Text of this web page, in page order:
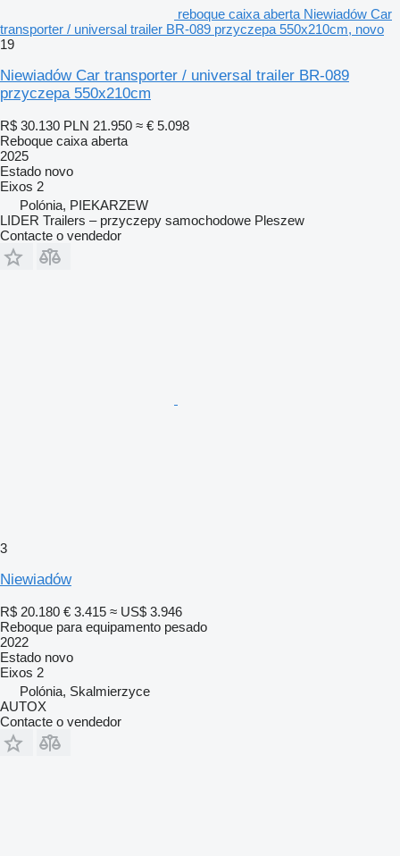
reboque caixa aberta Niewiadów Car
transporter / universal trailer BR-089 przyczepa 550x210cm, novo
19
Niewiadów Car transporter / universal trailer BR-089
przyczepa 550x210cm
R$ 30.130 PLN 21.950 ≈ € 5.098
Reboque caixa aberta
2025
Estado novo
Eixos 2
Polónia, PIEKARZEW
LIDER Trailers – przyczepy samochodowe Pleszew
Contacte o vendedor
3
Niewiadów
R$ 20.180 € 3.415 ≈ US$ 3.946
Reboque para equipamento pesado
2022
Estado novo
Eixos 2
Polónia, Skalmierzyce
AUTOX
Contacte o vendedor